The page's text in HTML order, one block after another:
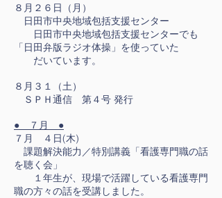
８月２６日（月）
日田市中央地域包括支援センター
日田市中央地域包括支援センターでも
「日田弁版ラジオ体操」を使っていた
だいています。
８月３１（土）
ＳＰＨ通信 第４号 発行
● ７月 ●
７月 ４日(木)
課題解決能力／特別講義「看護専門職の話
を聴く会」
１年生が、現場で活躍している看護専門
職の方々の話を受講しました。